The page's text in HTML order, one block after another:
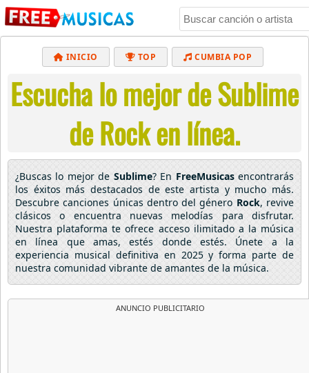
INICIO TOP CUMBIA POP
BACHATA MUSICA CRISTIANA
REGGAETON BALADAS ALTERNATIVO
ELECTRÓNICA CUMBIAS
Escucha lo mejor de Sublime
de Rock en línea.
¿Buscas lo mejor de Sublime? En FreeMusicasencontrarás
los éxitos más destacados de este artista y mucho más.
Descubre canciones únicas dentro del género Rock, revive
clásicos o encuentra nuevas melodías para disfrutar.
Nuestra plataforma te ofrece acceso ilimitado a la música
en línea que amas, estés donde estés. Únete a la
experiencia musical definitiva en 2025 y forma parte de
nuestra comunidad vibrante de amantes de la música.
ANUNCIO PUBLICITARIO